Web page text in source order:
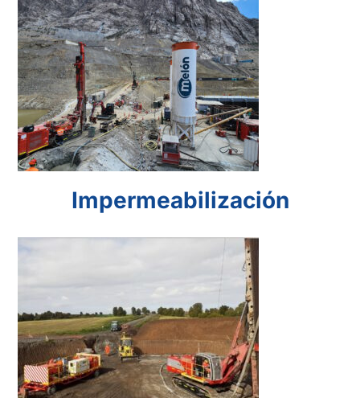
Impermeabilización
Impermeabilización
Mejoramiento de
suelos